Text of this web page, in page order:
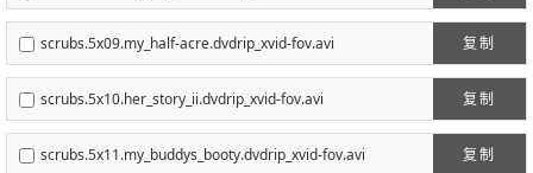
复制
scrubs.5x09.my_half-acre.dvdrip_xvid-fov.avi
复制
scrubs.5x10.her_story_ii.dvdrip_xvid-fov.avi
复制
scrubs.5x11.my_buddys_booty.dvdrip_xvid-fov.avi